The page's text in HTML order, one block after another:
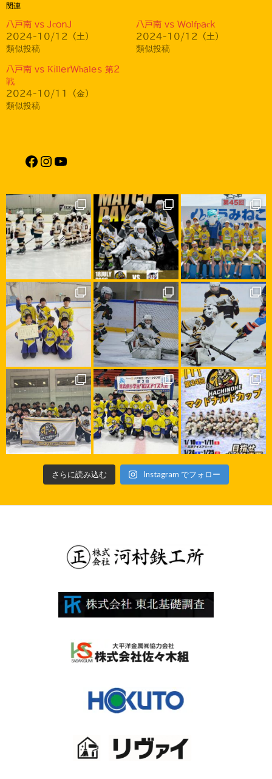
関連
八戸南 vs JconJ
2024-10/12（土）
類似投稿
八戸南 vs Wolfpack
2024-10/12（土）
類似投稿
八戸南 vs KillerWhales 第2
戦
2024-10/11（金）
類似投稿
Facebook
Instagram
YouTube
さらに読み込む Instagram でフォロー